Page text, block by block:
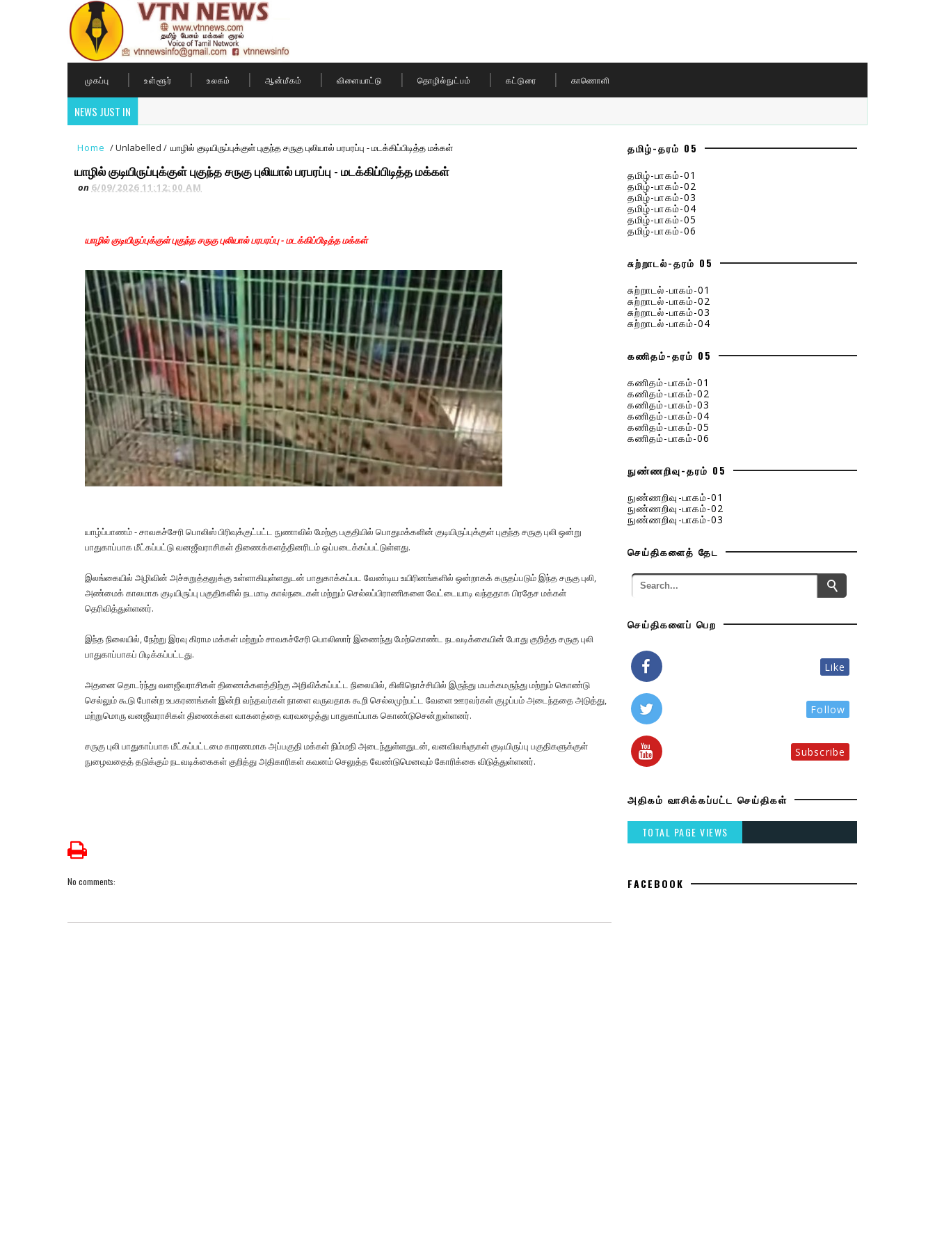
முகப்பு உள்ளூர் உலகம் ஆன்மீகம் விளையாட்டு தொழில்நுட்பம் கட்டுரை காணொளி
NEWS JUST IN
Home /Unlabelled/ யாழில் குடியிருப்புக்குள் புகுந்த சருகு புலியால் பரபரப்பு - மடக்கிப்பிடித்த மக்கள்
யாழில் குடியிருப்புக்குள் புகுந்த சருகு புலியால் பரபரப்பு - மடக்கிப்பிடித்த மக்கள்
on 6/09/2026 11:12:00 AM
யாழில் குடியிருப்புக்குள் புகுந்த சருகு புலியால் பரபரப்பு - மடக்கிப்பிடித்த மக்கள்
யாழ்ப்பாணம் - சாவகச்சேரி பொலிஸ் பிரிவுக்குட்பட்ட நுணாவில் மேற்கு பகுதியில் பொதுமக்களின் குடியிருப்புக்குள் புகுந்த சருகு புலி ஒன்று
பாதுகாப்பாக மீட்கப்பட்டு வனஜீவராசிகள் திணைக்களத்தினரிடம் ஒப்படைக்கப்பட்டுள்ளது.
இலங்கையில் அழிவின் அச்சுறுத்தலுக்கு உள்ளாகியுள்ளதுடன் பாதுகாக்கப்பட வேண்டிய உயிரினங்களில் ஒன்றாகக் கருதப்படும் இந்த சருகு புலி,
அண்மைக் காலமாக குடியிருப்பு பகுதிகளில் நடமாடி கால்நடைகள் மற்றும் செல்லப்பிராணிகளை வேட்டையாடி வந்ததாக பிரதேச மக்கள்
தெரிவித்துள்ளனர்.
இந்த நிலையில், நேற்று இரவு கிராம மக்கள் மற்றும் சாவகச்சேரி பொலிஸார் இணைந்து மேற்கொண்ட நடவடிக்கையின் போது குறித்த சருகு புலி
பாதுகாப்பாகப் பிடிக்கப்பட்டது.
அதனை தொடர்ந்து வனஜீவராசிகள் திணைக்களத்திற்கு அறிவிக்கப்பட்ட நிலையில், கிளிநொச்சியில் இருந்து மயக்கமருந்து மற்றும் கொண்டு
செல்லும் கூடு போன்ற உபகரணங்கள் இன்றி வந்தவர்கள் நாளை வருவதாக கூறி செல்லமுற்பட்ட வேளை ஊரவர்கள் குழப்பம் அடைந்ததை அடுத்து,
மற்றுமொரு வனஜீவராசிகள் திணைக்கள வாகனத்தை வரவழைத்து பாதுகாப்பாக கொண்டுசென்றுள்ளனர்.
சருகு புலி பாதுகாப்பாக மீட்கப்பட்டமை காரணமாக அப்பகுதி மக்கள் நிம்மதி அடைந்துள்ளதுடன், வனவிலங்குகள் குடியிருப்பு பகுதிகளுக்குள்
நுழைவதைத் தடுக்கும் நடவடிக்கைகள் குறித்து அதிகாரிகள் கவனம் செலுத்த வேண்டுமெனவும் கோரிக்கை விடுத்துள்ளனர்.
No comments:
தமிழ்-தரம் 05
தமிழ்-பாகம்-01
தமிழ்-பாகம்-02
தமிழ்-பாகம்-03
தமிழ்-பாகம்-04
தமிழ்-பாகம்-05
தமிழ்-பாகம்-06
சுற்றாடல்-தரம் 05
சுற்றாடல்-பாகம்-01
சுற்றாடல்-பாகம்-02
சுற்றாடல்-பாகம்-03
சுற்றாடல்-பாகம்-04
கணிதம்-தரம் 05
கணிதம்-பாகம்-01
கணிதம்-பாகம்-02
கணிதம்-பாகம்-03
கணிதம்-பாகம்-04
கணிதம்-பாகம்-05
கணிதம்-பாகம்-06
நுண்ணறிவு-தரம் 05
நுண்ணறிவு-பாகம்-01
நுண்ணறிவு-பாகம்-02
நுண்ணறிவு-பாகம்-03
செய்திகளைத் தேட
செய்திகளைப் பெற
Like
Follow
Subscribe
அதிகம் வாசிக்கப்பட்ட செய்திகள்
TOTAL PAGE VIEWS
FACEBOOK